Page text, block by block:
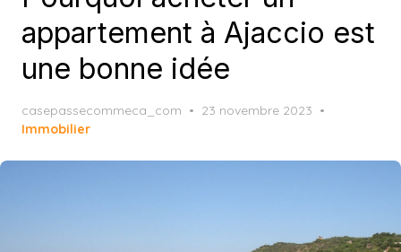
appartement à Ajaccio est
une bonne idée
casepassecommeca_com
Posted
23 novembre 2023
Immobilier